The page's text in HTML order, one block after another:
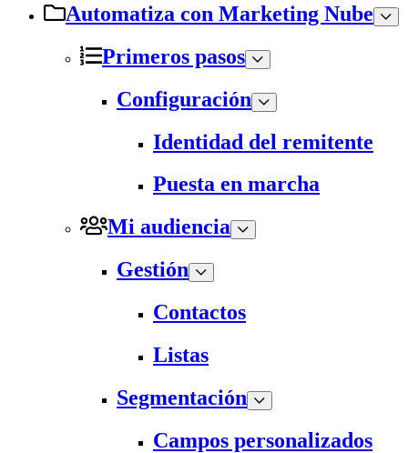
Automatiza con Marketing Nube
Primeros pasos
Configuración
Identidad del remitente
Puesta en marcha
Mi audiencia
Gestión
Contactos
Listas
Segmentación
Campos personalizados